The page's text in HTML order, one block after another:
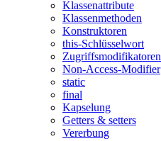
Klassenattribute
Klassenmethoden
Konstruktoren
this-Schlüsselwort
Zugriffsmodifikatoren
Non-Access-Modifier
static
final
Kapselung
Getters & setters
Vererbung